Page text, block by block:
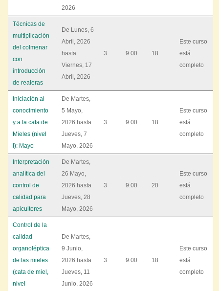
2026
Técnicas de
multiplicación
del colmenar
con
introducción
de realeras
De Lunes, 6
Abril, 2026
hasta
Viernes, 17
Abril, 2026
3 9.00 18
Este curso
está
completo
Iniciación al
conocimiento
y a la cata de
Mieles (nivel
I): Mayo
De Martes,
5 Mayo,
2026 hasta
Jueves, 7
Mayo, 2026
3 9.00 18
Este curso
está
completo
Interpretación
analítica del
control de
calidad para
apicultores
De Martes,
26 Mayo,
2026 hasta
Jueves, 28
Mayo, 2026
3 9.00 20
Este curso
está
completo
Control de la
calidad
organoléptica
de las mieles
(cata de miel,
nivel
De Martes,
9 Junio,
2026 hasta
Jueves, 11
Junio, 2026
3 9.00 18
Este curso
está
completo